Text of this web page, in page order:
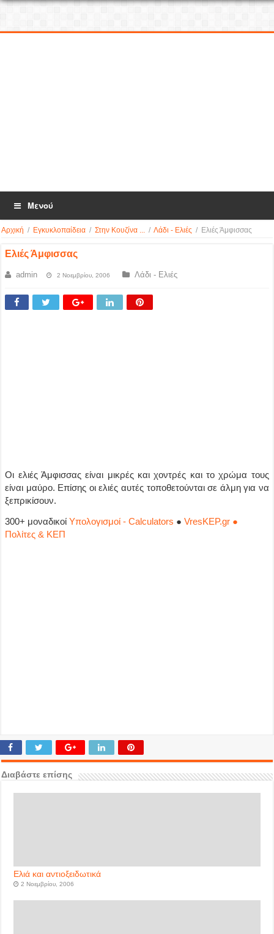
Μενού
Αρχική / Εγκυκλοπαίδεια / Στην Κουζίνα ... / Λάδι - Ελιές / Ελιές Άμφισσας
Ελιές Άμφισσας
admin 2 Νοεμβρίου, 2006 Λάδι - Ελιές
Οι ελιές Άμφισσας είναι μικρές και χοντρές και το χρώμα τους
είναι μαύρο. Επίσης οι ελιές αυτές τοποθετούνται σε άλμη για να
ξεπρικίσουν.
300+ μοναδικοίΥπολογισμοί - Calculators ●VresKEP.gr ●
Πολίτες & ΚΕΠ
Διαβάστε επίσης
Ελιά και αντιοξειδωτικά
2 Νοεμβρίου, 2006